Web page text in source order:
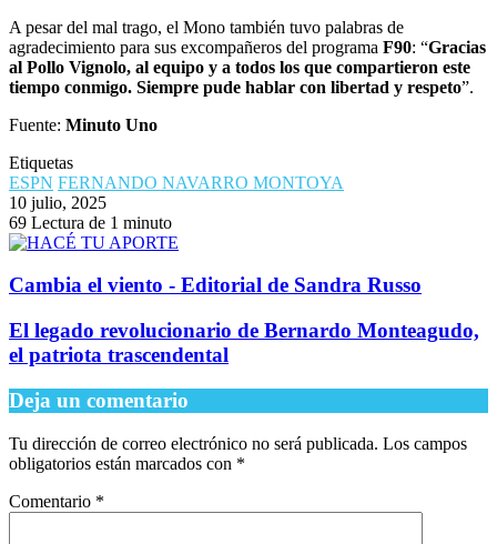
A pesar del mal trago, el Mono también tuvo palabras de
agradecimiento para sus excompañeros del programa F90: “Gracias
al Pollo Vignolo, al equipo y a todos los que compartieron este
tiempo conmigo. Siempre pude hablar con libertad y respeto”.
Fuente: Minuto Uno
Etiquetas
ESPN FERNANDO NAVARRO MONTOYA
10 julio, 2025
69 Lectura de 1 minuto
​Cambia el viento - Editorial de Sandra Russo
El legado revolucionario de Bernardo Monteagudo,
el patriota trascendental
Deja un comentario
Tu dirección de correo electrónico no será publicada. Los campos
obligatorios están marcados con *
Comentario *